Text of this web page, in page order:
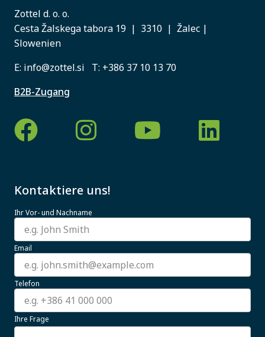
Zottel d. o. o.
Cesta Žalskega tabora 19 | 3310 | Žalec |
Slowenien
E: info@zottel.si T: +386 37 10 13 70
B2B-Zugang
Kontaktiere uns!
Ihr Vor- und Nachname
Email
Telefon
Ihre Frage